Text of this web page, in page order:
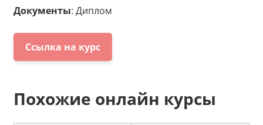
Документы: Диплом
Ссылка на курс
Похожие онлайн курсы